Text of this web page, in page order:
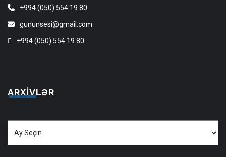
+994 (050) 554 19 80
gununsesi@gmail.com
+994 (050) 554 19 80
ARXIVLƏR
Arxivlər